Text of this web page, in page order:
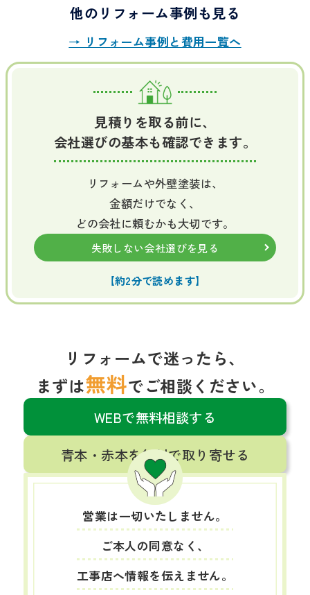
他のリフォーム事例も見る
→ リフォーム事例と費用一覧へ
見積りを取る前に、
会社選びの基本も確認できます。
リフォームや外壁塗装は、
金額だけでなく、
どの会社に頼むかも大切です。
失敗しない会社選びを見る
【約2分で読めます】
リフォームで迷ったら、
まずは無料でご相談ください。
営業は一切いたしません。
ご本人の同意なく、
工事店へ情報を伝えません。
WEBで無料相談する
青本・赤本を無料で取り寄せる